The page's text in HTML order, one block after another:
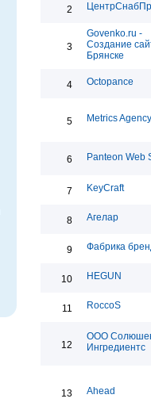
2
3
Govenko.ru -
Создание
Брянске
4 Octopance
5 Metrics Agency
6 Panteon Web
7 KeyCraft
8 Агелар
9 Фабрика
10 HEGUN
11 RoccoS
12
ООО
Ингредиентс
13 Ahead